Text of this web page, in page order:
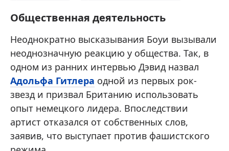
Общественная деятельность
Неоднократно высказывания Боуи вызывали
неоднозначную реакцию у общества. Так, в
одном из ранних интервью Дэвид назвал
Адольфа Гитлера одной из первых рок-
звезд и призвал Британию использовать
опыт немецкого лидера. Впоследствии
артист отказался от собственных слов,
заявив, что выступает против фашистского